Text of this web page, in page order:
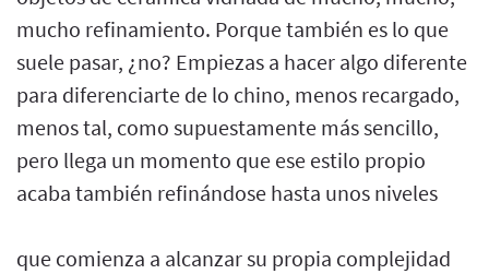
mucho refinamiento. Porque también es lo que
suele pasar, ¿no? Empiezas a hacer algo diferente
para diferenciarte de lo chino, menos recargado,
menos tal, como supuestamente más sencillo,
pero llega un momento que ese estilo propio
acaba también refinándose hasta unos niveles
que comienza a alcanzar su propia complejidad